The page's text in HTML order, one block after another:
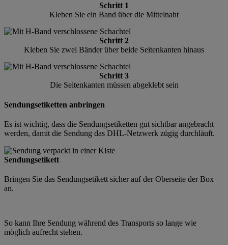
Schritt 1
Kleben Sie ein Band über die Mittelnaht
Schritt 2
Kleben Sie zwei Bänder über beide Seitenkanten hinaus
Schritt 3
Die Seitenkanten müssen abgeklebt sein
Sendungsetiketten anbringen
Es ist wichtig, dass die Sendungsetiketten gut sichtbar angebracht
werden, damit die Sendung das DHL-Netzwerk zügig durchläuft.
Sendungsetikett
Bringen Sie das Sendungsetikett sicher auf der Oberseite der Box
an.
So kann Ihre Sendung während des Transports so lange wie
möglich aufrecht stehen.